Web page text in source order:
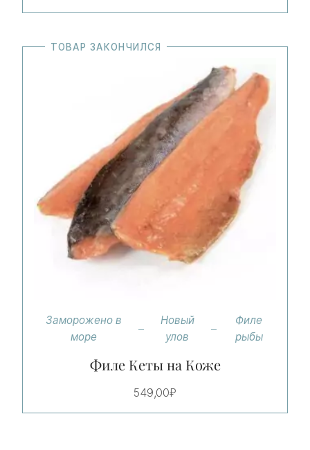
ТОВАР ЗАКОНЧИЛСЯ
Заморожено в
море
Новый
улов
Филе
рыбы
Филе Кеты на Коже
549,00₽